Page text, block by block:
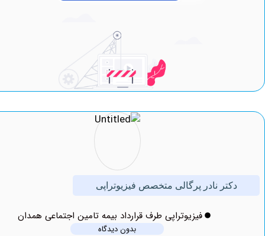
نادر پرگالی متخصص فیزیوتراپی
فیزیوتراپی طرف قرارداد بیمه تامین اجتماعی همدان
بدون دیدگاه